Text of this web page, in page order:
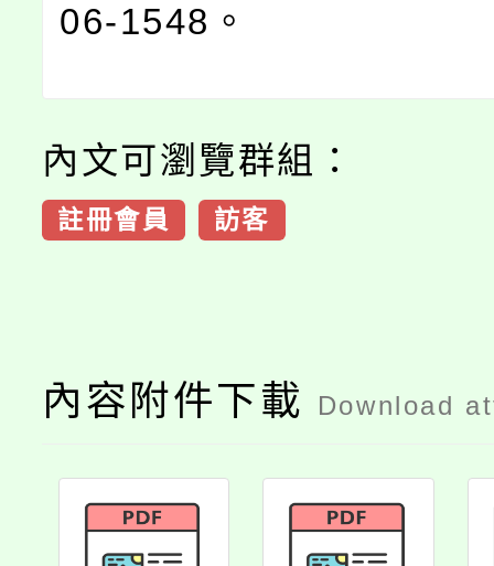
06-1548。
內文可瀏覽群組：
註冊會員 訪客
內容附件下載 Download